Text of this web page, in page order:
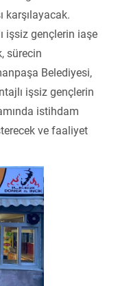
karşılayacak.
işsiz gençlerin iaşe
sürecin
Belediyesi,
işsiz gençlerin
istihdam
ve faaliyet